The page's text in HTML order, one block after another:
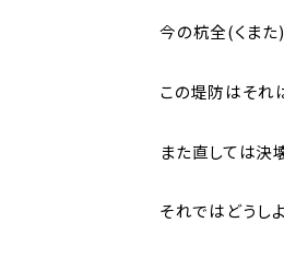
今の杭全(くまた
この堤防はそれ
また直しては決
それではどうし